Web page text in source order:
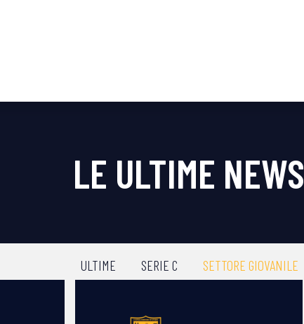
LE ULTIME NEWS
ULTIME SERIE C SETTORE GIOVANILE